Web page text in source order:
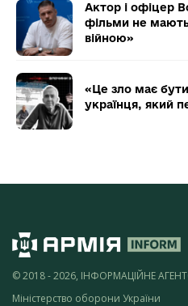
Актор і офіцер
фільми не мають
війною»
«Це зло має
українця, який
© 2018 - 2026, ІНФОРМАЦІЙНЕ
Міністерство оборони України